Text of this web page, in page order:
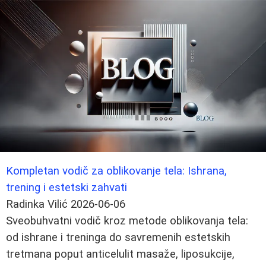
Kompletan vodič za oblikovanje tela: Ishrana,
trening i estetski zahvati
Radinka Vilić 2026-06-06
Sveobuhvatni vodič kroz metode oblikovanja tela:
od ishrane i treninga do savremenih estetskih
tretmana poput anticelulit masaže, liposukcije,